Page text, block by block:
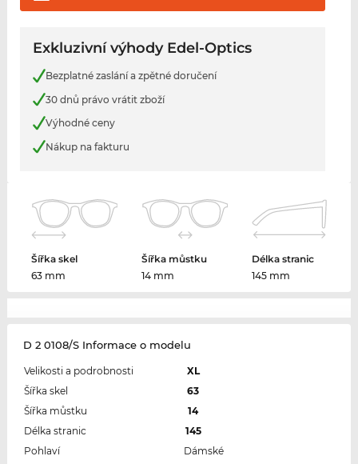
Exkluzivní výhody Edel-Optics
Bezplatné zaslání a zpětné doručení
30 dnů právo vrátit zboží
Výhodné ceny
Nákup na fakturu
Šířka skel
63 mm
Šířka můstku
14 mm
Délka stranic
145 mm
D 2 0108/S Informace o modelu
Velikosti a podrobnosti
XL
Šířka skel
63
Šířka můstku
14
Délka stranic
145
Pohlaví
Dámské